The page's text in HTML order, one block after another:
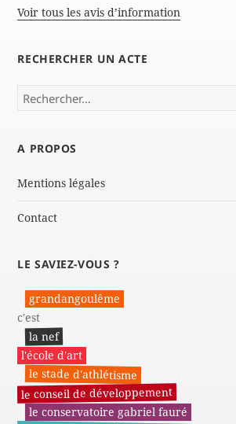
Voir tous les avis d’information
RECHERCHER UN ACTE
Rechercher :
A PROPOS
Mentions légales
Contact
LE SAVIEZ-VOUS ?
grandangoulême
c'est
la nef
l'école d'art
le stade d'athlétisme
le conseil de développement
le conservatoire gabriel fauré